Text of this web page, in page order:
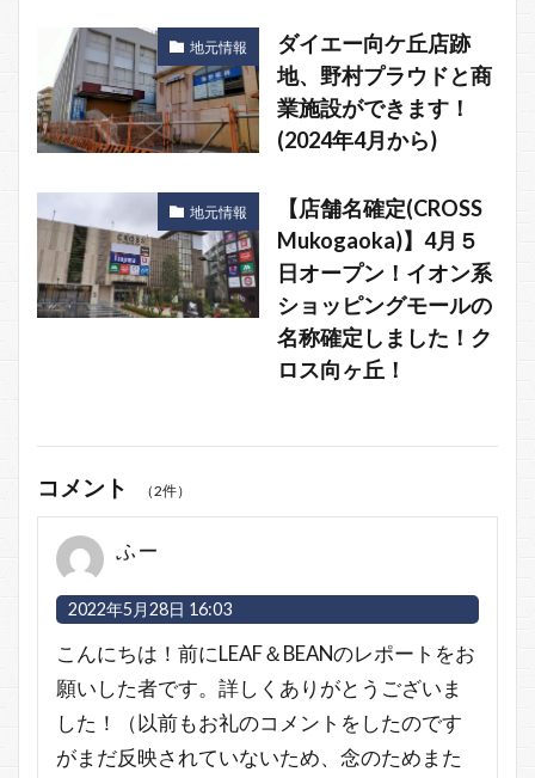
地元情報
ダイエー向ケ丘店跡
地、野村プラウドと商
業施設ができます！
(2024年4月から)
地元情報
【店舗名確定(CROSS
Mukogaoka)】4月５
日オープン！イオン系
ショッピングモールの
名称確定しました！ク
ロス向ヶ丘！
コメント （2件）
ふー
2022年5月28日 16:03
こんにちは！前にLEAF＆BEANのレポートをお
願いした者です。詳しくありがとうございま
した！（以前もお礼のコメントをしたのです
がまだ反映されていないため、念のためまた